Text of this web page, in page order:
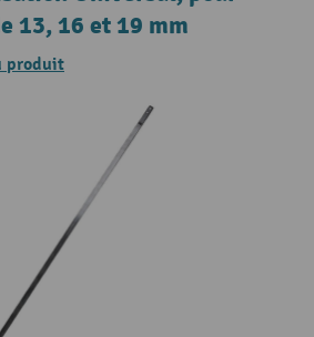
13, 16 et 19 mm
produit